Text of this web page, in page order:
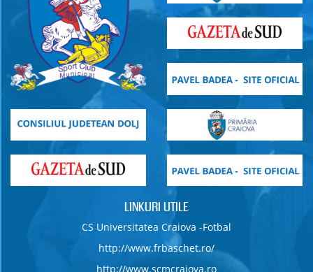
LINKURI UTILE
CS Universitatea Craiova -Fotbal
http://www.frbaschet.ro/
http://www.scmcraiova.ro